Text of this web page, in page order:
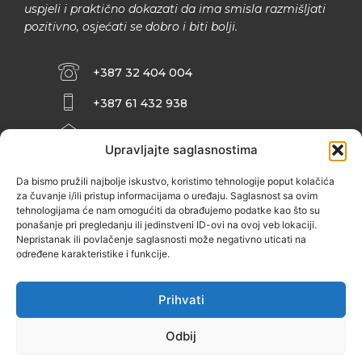
Upravljajte saglasnostima
Da bismo pružili najbolje iskustvo, koristimo tehnologije poput kolačića
za čuvanje i/ili pristup informacijama o uređaju. Saglasnost sa ovim
tehnologijama će nam omogućiti da obrađujemo podatke kao što su
ponašanje pri pregledanju ili jedinstveni ID-ovi na ovoj veb lokaciji.
Nepristanak ili povlačenje saglasnosti može negativno uticati na
određene karakteristike i funkcije.
Prihvati
Odbij
uspjeli i praktično dokazati da ima smisla razmišljati
pozitivno, osjećati se dobro i biti bolji.
+387 32 404 004
+387 61 432 938
INFO@ZENIT.BA
ZENIČANKA, 3. SPRAT), 72000 ZENICA